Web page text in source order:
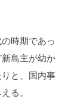
時期であっ
島主が幼か
と、国内事
る。